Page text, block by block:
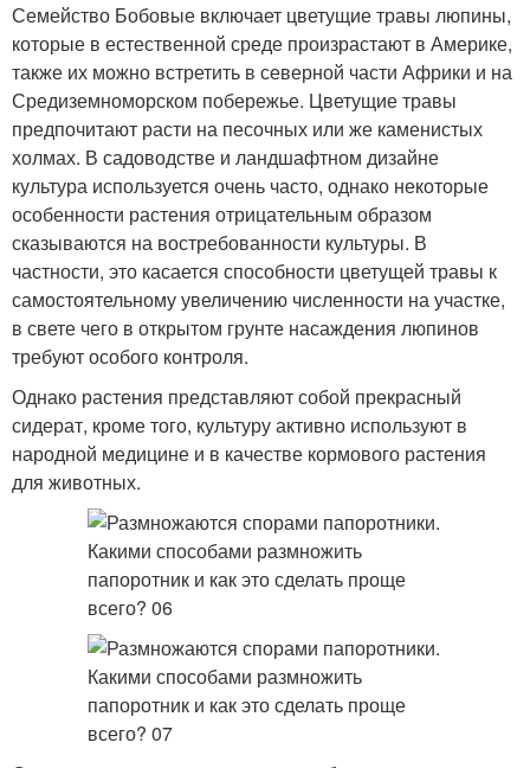
Семейство Бобовые включает цветущие травы люпины,
которые в естественной среде произрастают в Америке,
также их можно встретить в северной части Африки и на
Средиземноморском побережье. Цветущие травы
предпочитают расти на песочных или же каменистых
холмах. В садоводстве и ландшафтном дизайне
культура используется очень часто, однако некоторые
особенности растения отрицательным образом
сказываются на востребованности культуры. В
частности, это касается способности цветущей травы к
самостоятельному увеличению численности на участке,
в свете чего в открытом грунте насаждения люпинов
требуют особого контроля.
Однако растения представляют собой прекрасный
сидерат, кроме того, культуру активно используют в
народной медицине и в качестве кормового растения
для животных.